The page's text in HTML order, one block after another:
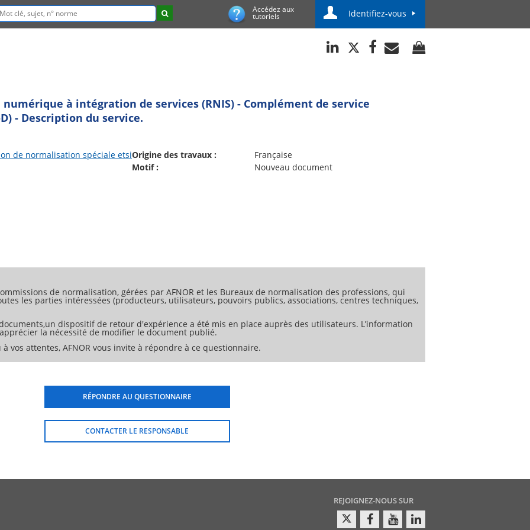
Accédez aux
tutoriels Identifiez-vous
à intégration de services (RNIS) - Complément de service
- Description du service.
de normalisation spéciale etsiOrigine des travaux :
Française
Motif :
Nouveau document
H1>
non RNIS 7</H2>
privés 7</H2>
de service 7</H1>
7</H2>
H2>
8</H2>
11</H2>
de normalisation, gérées par AFNOR et les Bureaux de normalisation des professions, qui
les parties intéressées (producteurs, utilisateurs, pouvoirs publics, associations, centres techniques,
dispositif de retour d'expérience a été mis en place auprès des utilisateurs. L’information
la nécessité de modifier le document publié.
vos attentes, AFNOR vous invite à répondre à ce questionnaire.
RÉPONDRE AU QUESTIONNAIRE
CONTACTER LE RESPONSABLE
REJOIGNEZ-NOUS SUR